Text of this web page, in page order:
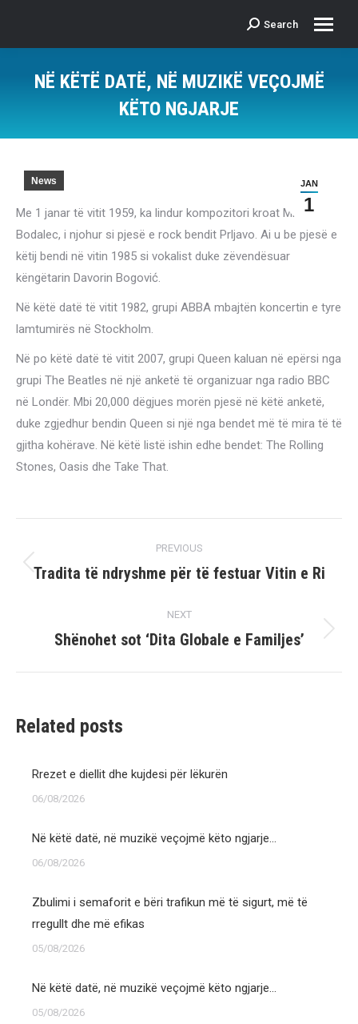
Search:
Search
NË KËTË DATË, NË MUZIKË VEÇOJMË
KËTO NGJARJE
JAN
1
News
Me 1 janar të vitit 1959, ka lindur kompozitori kroat Mladen
Bodalec, i njohur si pjesë e rock bendit Prljavo. Ai u be pjesë e
këtij bendi në vitin 1985 si vokalist duke zëvendësuar
këngëtarin Davorin Bogović.
Në këtë datë të vitit 1982, grupi ABBA mbajtën koncertin e tyre
lamtumirës në Stockholm.
Në po këtë datë të vitit 2007, grupi Queen kaluan në epërsi nga
grupi The Beatles në një anketë të organizuar nga radio BBC
në Londër. Mbi 20,000 dëgjues morën pjesë në këtë anketë,
duke zgjedhur bendin Queen si një nga bendet më të mira të të
gjitha kohërave. Në këtë listë ishin edhe bendet: The Rolling
Stones, Oasis dhe Take That.
navigation
PREVIOUS
Previous
Tradita të ndryshme për të festuar Vitin e Ri
NEXT
Next
Shënohet sot ‘Dita Globale e Familjes’
Related posts
Rrezet e diellit dhe kujdesi për lëkurën
06/08/2026
Në këtë datë, në muzikë veçojmë këto ngjarje…
06/08/2026
Zbulimi i semaforit e bëri trafikun më të sigurt, më të
rregullt dhe më efikas
05/08/2026
Në këtë datë, në muzikë veçojmë këto ngjarje…
05/08/2026